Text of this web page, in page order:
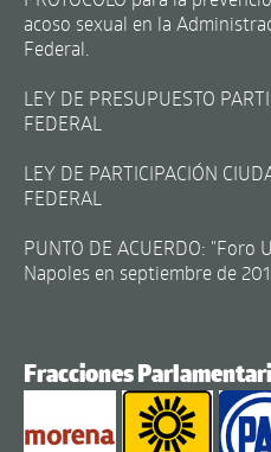
acoso sexual en la
Federal.
LEY DE PRESUPUESTO
FEDERAL
LEY DE PARTICIPACIÓN
FEDERAL
PUNTO DE ACUERDO:
Napoles en septiembre de
Fracciones